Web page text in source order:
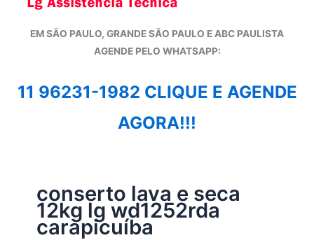
EM SÃO PAULO, GRANDE SÃO PAULO E ABC PAULISTA
AGENDE PELO WHATSAPP:
11 96231-1982 CLIQUE E AGENDE
AGORA!!!
conserto lava e seca
12kg lg wd1252rda
carapicuíba